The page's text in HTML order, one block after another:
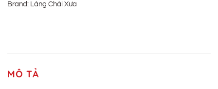
Brand: Làng Chài Xưa
MÔ TẢ